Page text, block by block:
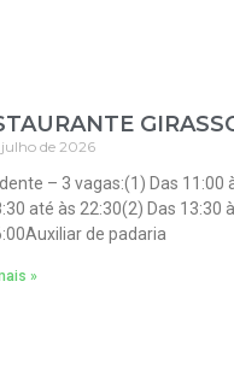
julho de 2026
– 3 vagas:(1) Das 11:00
até às 22:30(2) Das 13:30
de padaria
»